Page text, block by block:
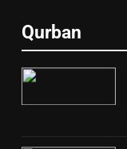
Qurban